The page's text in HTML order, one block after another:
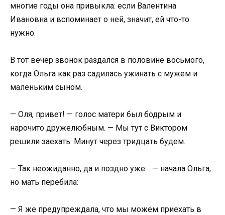
многие годы она привыкла: если Валентина
Ивановна и вспоминает о ней, значит, ей что-то
нужно.
В тот вечер звонок раздался в половине восьмого,
когда Ольга как раз садилась ужинать с мужем и
маленьким сыном.
— Оля, привет! — голос матери был бодрым и
нарочито дружелюбным. — Мы тут с Виктором
решили заехать. Минут через тридцать будем.
— Так неожиданно, да и поздно уже… — начала Ольга,
но мать перебила:
— Я же предупреждала, что мы можем приехать в